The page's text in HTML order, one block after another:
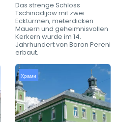
Das strenge Schloss
Tschinadijow mit zwei
Ecktürmen, meterdicken
Mauern und geheimnisvollen
Kerkern wurde im 14.
Jahrhundert von Baron Pereni
erbaut.
Храми